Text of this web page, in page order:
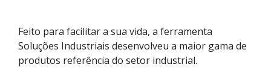
Feito para facilitar a sua vida, a ferramenta
Soluções Industriais desenvolveu a maior gama de
produtos referência do setor industrial.